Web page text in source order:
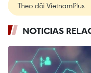
Theo dõi VietnamPlus
NOTICIAS